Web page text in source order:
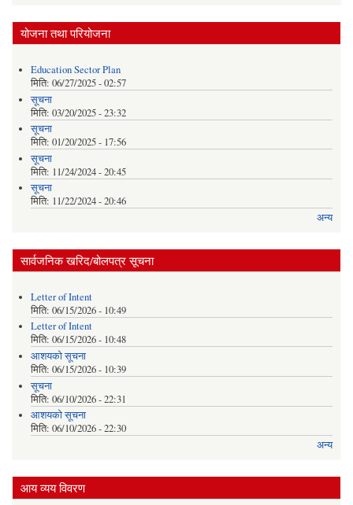
योजना तथा परियोजना
Education Sector Plan
मिति: 06/27/2025 - 02:57
सूचना
मिति: 03/20/2025 - 23:32
सूचना
मिति: 01/20/2025 - 17:56
सूचना
मिति: 11/24/2024 - 20:45
सूचना
मिति: 11/22/2024 - 20:46
अन्य
सार्वजनिक खरिद/बोलपत्र सूचना
Letter of Intent
मिति: 06/15/2026 - 10:49
Letter of Intent
मिति: 06/15/2026 - 10:48
आशयको सूचना
मिति: 06/15/2026 - 10:39
सूचना
मिति: 06/10/2026 - 22:31
आशयको सूचना
मिति: 06/10/2026 - 22:30
अन्य
आय व्यय विवरण